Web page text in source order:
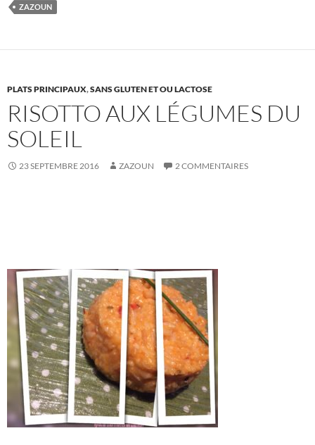
ZAZOUN
PLATS PRINCIPAUX,SANS GLUTEN ET OU LACTOSE
RISOTTO AUX LÉGUMES DU
SOLEIL
23 SEPTEMBRE 2016 ZAZOUN 2 COMMENTAIRES